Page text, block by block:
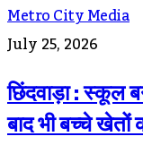
Metro City Media
July 25, 2026
छिंदवाड़ा : स्कूल
बाद भी बच्चे